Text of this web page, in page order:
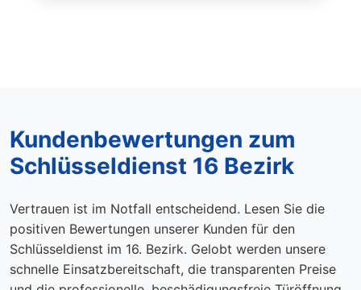
Kundenbewertungen zum
Schlüsseldienst 16 Bezirk
Vertrauen ist im Notfall entscheidend. Lesen Sie die
positiven Bewertungen unserer Kunden für den
Schlüsseldienst im 16. Bezirk. Gelobt werden unsere
schnelle Einsatzbereitschaft, die transparenten Preise